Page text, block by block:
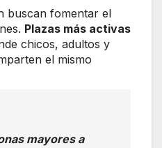
buscan fomentar el
Plazas más activas
chicos, adultos y
el mismo
mayores a